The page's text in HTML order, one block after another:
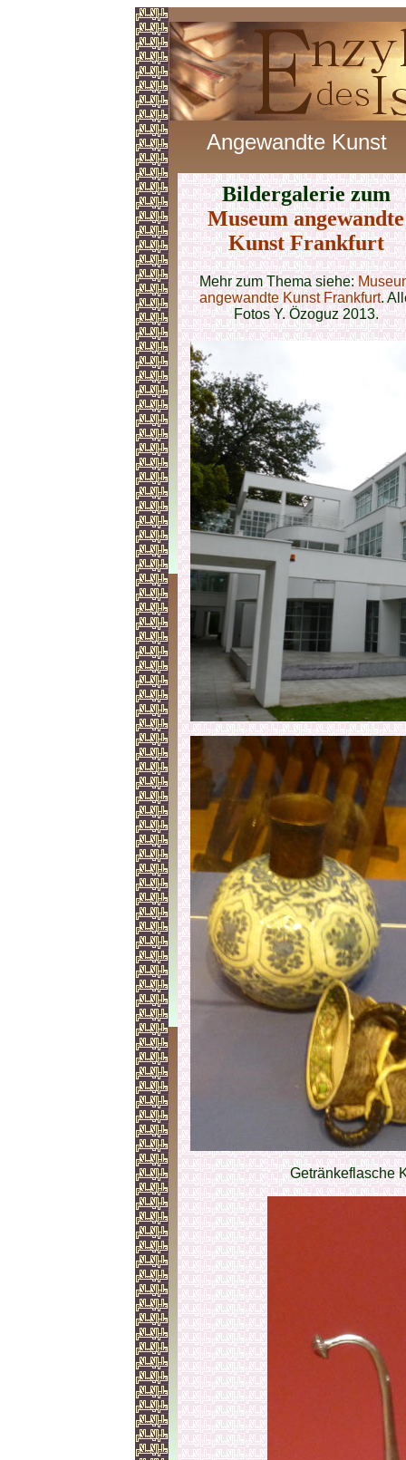
Angewandte Kunst
Bildergalerie zum
Museum angewandte
Kunst Frankfurt
Mehr zum Thema siehe:
angewandte Kunst Frankfurt.
Fotos Y. Özoguz 2013.
Getränkeflasche